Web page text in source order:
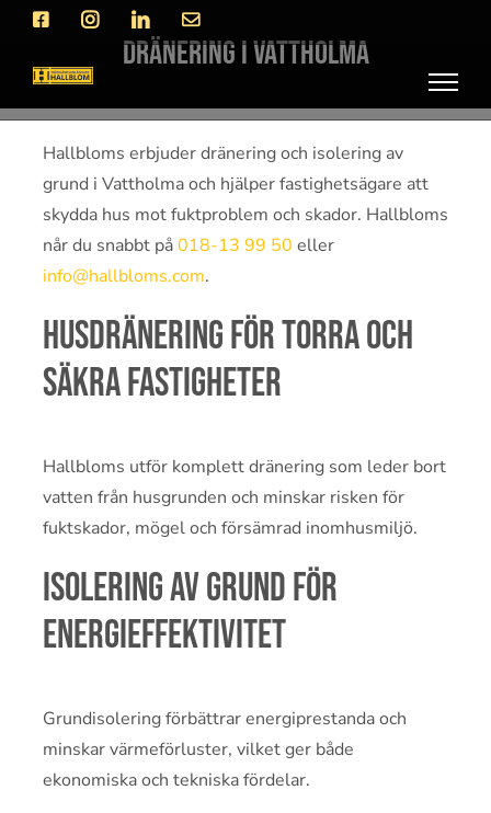
Fortsätt
innehållet
FacebookInstagramLinkedIn
E-
Dränering i Vattholma
Hallbloms erbjuder dränering och isolering av
grund i Vattholma och hjälper fastighetsägare att
skydda hus mot fuktproblem och skador. Hallbloms
når du snabbt på018-13 99 50 eller
info@hallbloms.com.
Husdränering för torra och
säkra fastigheter
Hallbloms utför komplett dränering som leder bort
vatten från husgrunden och minskar risken för
fuktskador, mögel och försämrad inomhusmiljö.
Isolering av grund för
energieffektivitet
Grundisolering förbättrar energiprestanda och
minskar värmeförluster, vilket ger både
ekonomiska och tekniska fördelar.